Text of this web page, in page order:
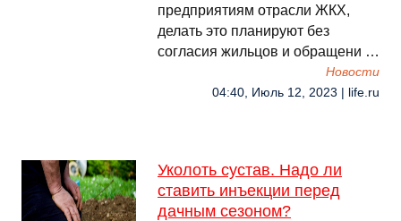
предприятиям отрасли ЖКХ,
делать это планируют без
согласия жильцов и обращени …
Новости
04:40, Июль 12, 2023 | life.ru
Уколоть сустав. Надо ли
ставить инъекции перед
дачным сезоном?